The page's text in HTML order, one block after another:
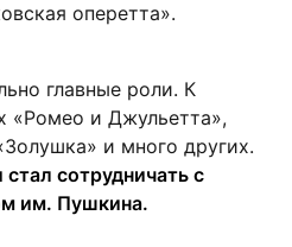
оперетта».
главные роли. К
«Ромео и Джульетта»,
и много других.
сотрудничать с
им. Пушкина.